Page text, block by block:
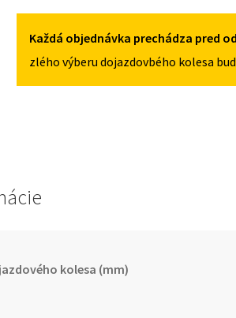
OD
2022Každá objednávka prechádza pred
zlého výberu dojazdovbého kolesa
kolesa (mm)